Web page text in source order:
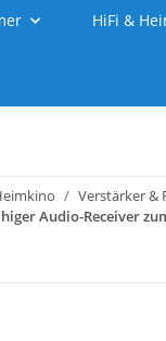
HiFi &
Verstärker &
Audio-Receiver